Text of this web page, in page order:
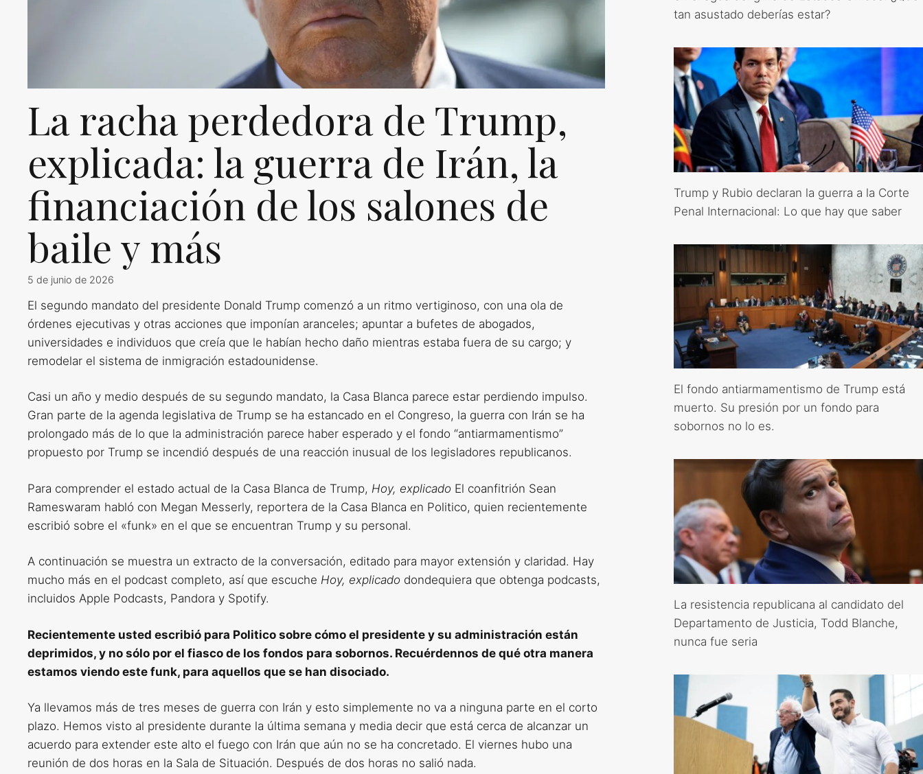
La racha perdedora de Trump,
explicada: la guerra de Irán, la
financiación de los salones de
baile y más
5 de junio de 2026
El segundo mandato del presidente Donald Trump comenzó a un ritmo vertiginoso, con una ola de
órdenes ejecutivas y otras acciones que imponían aranceles; apuntar a bufetes de abogados,
universidades e individuos que creía que le habían hecho daño mientras estaba fuera de su cargo; y
remodelar el sistema de inmigración estadounidense.
Casi un año y medio después de su segundo mandato, la Casa Blanca parece estar perdiendo impulso.
Gran parte de la agenda legislativa de Trump se ha estancado en el Congreso, la guerra con Irán se ha
prolongado más de lo que la administración parece haber esperado y el fondo “antiarmamentismo”
propuesto por Trump se incendió después de una reacción inusual de los legisladores republicanos.
Para comprender el estado actual de la Casa Blanca de Trump, Hoy, explicado El coanfitrión Sean
Rameswaram habló con Megan Messerly, reportera de la Casa Blanca en Politico, quien recientemente
escribió sobre el «funk» en el que se encuentran Trump y su personal.
A continuación se muestra un extracto de la conversación, editado para mayor extensión y claridad. Hay
mucho más en el podcast completo, así que escuche Hoy, explicado dondequiera que obtenga podcasts,
incluidos Apple Podcasts, Pandora y Spotify.
Recientemente usted escribió para Politico sobre cómo el presidente y su administración están
deprimidos, y no sólo por el fiasco de los fondos para sobornos. Recuérdennos de qué otra manera
estamos viendo este funk, para aquellos que se han disociado.
Ya llevamos más de tres meses de guerra con Irán y esto simplemente no va a ninguna parte en el corto
plazo. Hemos visto al presidente durante la última semana y media decir que está cerca de alcanzar un
acuerdo para extender este alto el fuego con Irán que aún no se ha concretado. El viernes hubo una
reunión de dos horas en la Sala de Situación. Después de dos horas no salió nada.
tan asustado deberías estar?
Trump y Rubio declaran la guerra a la Corte
Penal Internacional: Lo que hay que saber
El fondo antiarmamentismo de Trump está
muerto. Su presión por un fondo para
sobornos no lo es.
La resistencia republicana al candidato del
Departamento de Justicia, Todd Blanche,
nunca fue seria